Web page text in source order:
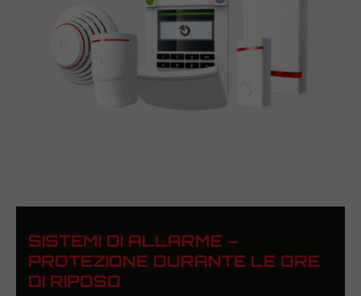
SISTEMI DI ALLARME –
PROTEZIONE DURANTE LE ORE
DI RIPOSO